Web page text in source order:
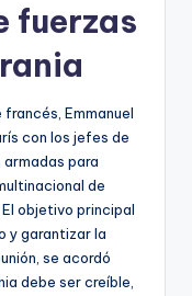
fuerzas
francés, Emmanuel
con los jefes de
para
de
objetivo principal
y garantizar la
se acordó
debe ser creíble,